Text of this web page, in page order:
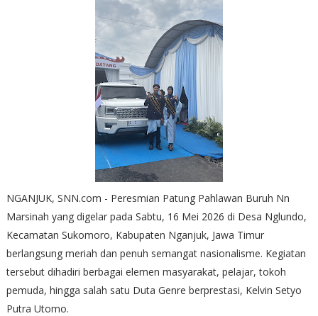
NGANJUK, SNN.com - Peresmian Patung Pahlawan Buruh Nn
Marsinah yang digelar pada Sabtu, 16 Mei 2026 di Desa Nglundo,
Kecamatan Sukomoro, Kabupaten Nganjuk, Jawa Timur
berlangsung meriah dan penuh semangat nasionalisme. Kegiatan
tersebut dihadiri berbagai elemen masyarakat, pelajar, tokoh
pemuda, hingga salah satu Duta Genre berprestasi, Kelvin Setyo
Putra Utomo.